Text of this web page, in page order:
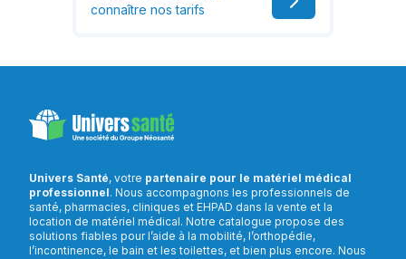
connaître nos tarifs
Univers Santé, votre partenaire pour le matériel médical
professionnel. Nous accompagnons les professionnels de
santé, pharmacies, cliniques et EHPAD dans la vente et la
location de matériel médical. Notre catalogue propose des
solutions fiables pour l’aide à la mobilité, l’orthopédie,
l’incontinence, le bain et les toilettes, et bien plus encore. Nous